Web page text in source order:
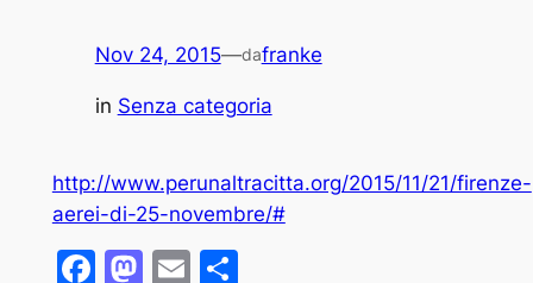
Nov 24, 2015—dafranke
in Senza categoria
http://www.perunaltracitta.org/2015/11/21/firenze-
aerei-di-25-novembre/#
Facebook
Mastodon
EmailCondividi